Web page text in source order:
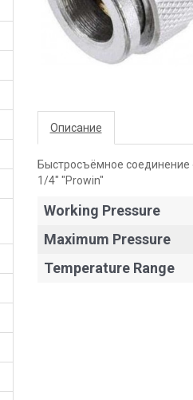
Описание
Быстросъёмное соединение
1/4" "Prowin"
Working Pressure
Maximum Pressure
Temperature Range